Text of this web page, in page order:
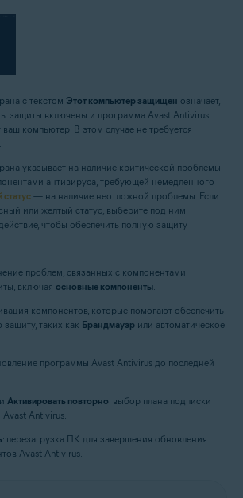
с текстом Этот компьютер защищен означает,
защиты включены и программа Avast Antivirus
компьютер. В этом случае не требуется
указывает на наличие критической проблемы
антивируса, требующей немедленного
— на наличие неотложной проблемы. Если
или желтый статус, выберите под ним
чтобы обеспечить полную защиту
проблем, связанных с компонентами
включая основные компоненты
компонентов, которые помогают обеспечить
таких как Брандмауэр или автоматическое
программы Avast Antivirus до последней
и Активировать повторно: выбор плана подписки
Avast Antivirus.
: перезагрузка ПК для завершения обновления
Avast Antivirus.